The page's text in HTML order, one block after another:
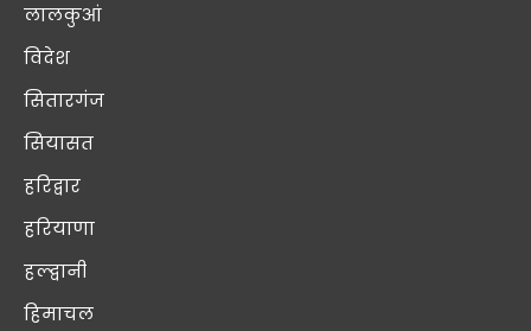
लालकुआं
विदेश
सितारगंज
सियासत
हरिद्वार
हरियाणा
हल्द्वानी
हिमाचल